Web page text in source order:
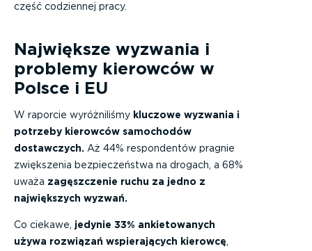
część codziennej pracy.
Największe wyzwania i
problemy kierowców w
Polsce i EU
W raporcie wyróżniliśmy kluczowe wyzwania i
potrzeby kierowców samochodów
dostawczych. Aż 44% respondentów pragnie
zwiększenia bezpieczeństwa na drogach, a 68%
uważa zagęszczenie ruchu za jedno z
największych wyzwań.
Co ciekawe, jedynie 33% ankietowanych
używa rozwiązań wspierających kierowcę